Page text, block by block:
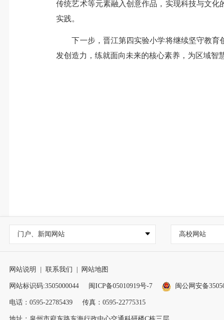
传统艺术等元素融入创意作品，实现科技与文
实践。
下一步，晋江第四实验小学将继续坚守教育
发创造力，练就面向未来的核心素养，为区域智
门户、新闻网站 高校网站
网站说明 | 联系我们 | 网站地图
网站标识码:3505000044 闽ICP备05010919号-7 闽公网安备
电话：0595-22785439 传真：0595-22775315